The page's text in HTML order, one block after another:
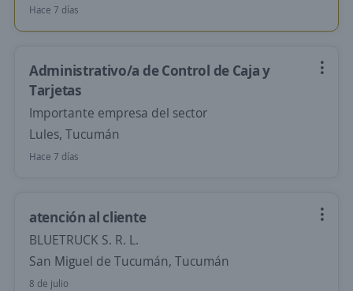
Hace 7 días
Administrativo/a de Control de Caja y
Tarjetas
Importante empresa del sector
Lules, Tucumán
Hace 7 días
atención al cliente
BLUETRUCK S. R. L.
San Miguel de Tucumán, Tucumán
8 de julio